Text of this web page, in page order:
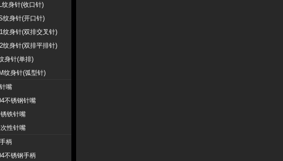
纹身针(收口针)
纹身针(开口针)
纹身针(双排交叉针)
纹身针(双排平排针)
身针(单排)
纹身针(弧型针)
嘴
不锈钢针嘴
铁针嘴
性针嘴
柄
不锈钢手柄